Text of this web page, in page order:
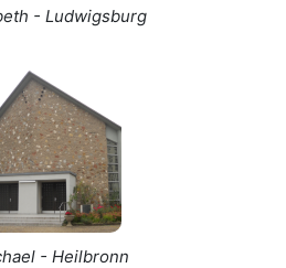
- Ludwigsburg
- Heilbronn